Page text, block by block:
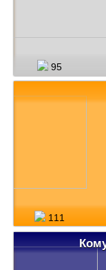
95
111